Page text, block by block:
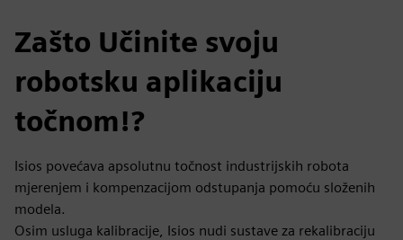
Zašto Učinite svoju
robotsku aplikaciju
točnom!?
Isios povećava apsolutnu točnost industrijskih robota
mjerenjem i kompenzacijom odstupanja pomoću složenih
modela.
Osim usluga kalibracije, Isios nudi sustave za rekalibraciju